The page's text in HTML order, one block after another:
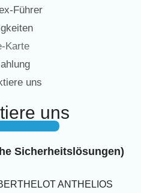
Führer
Karte
uns
uns
Sicherheitslösungen)
ANTHELIOS